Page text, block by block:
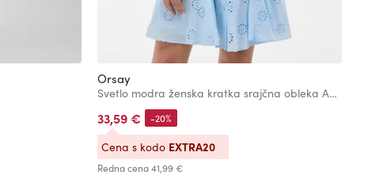
Orsay
Svetlo modra ženska kratka srajčna obleka A-kroja ORSAY
33,59 €
Redna cena41,99 €
-20%
Cena s kodo EXTRA20